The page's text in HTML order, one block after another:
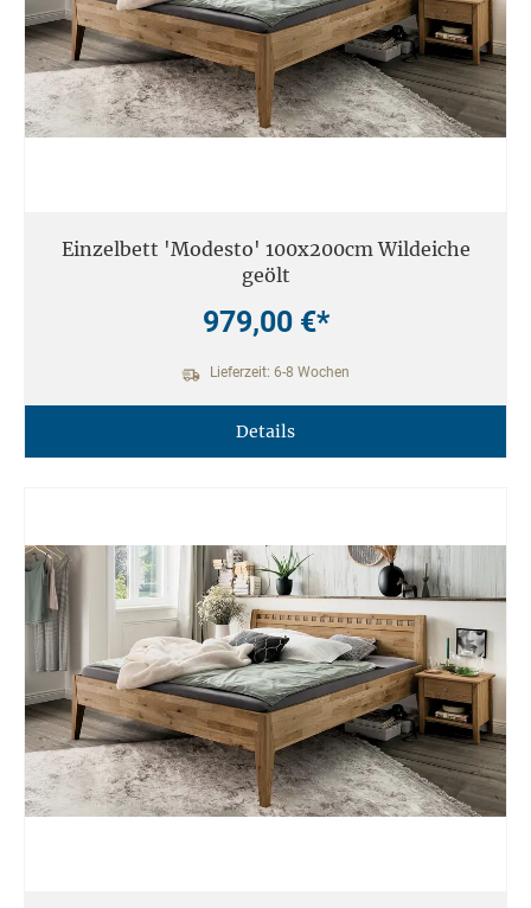
Einzelbett 'Modesto' 100x200cm Wildeiche
geölt
979,00 €*
Lieferzeit: 6-8 Wochen
Details